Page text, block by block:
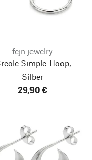
fejn jewelry
Simple-Hoop,
Silber
29,90 €